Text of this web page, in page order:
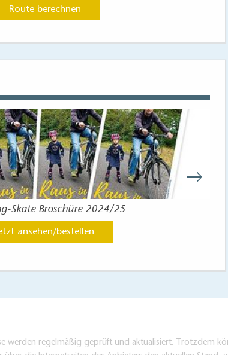
Route berechnen
Skate Broschüre 2024/25
ansehen/bestellen
werden regelmäßig geprüft und aktualisiert. Trotzdem